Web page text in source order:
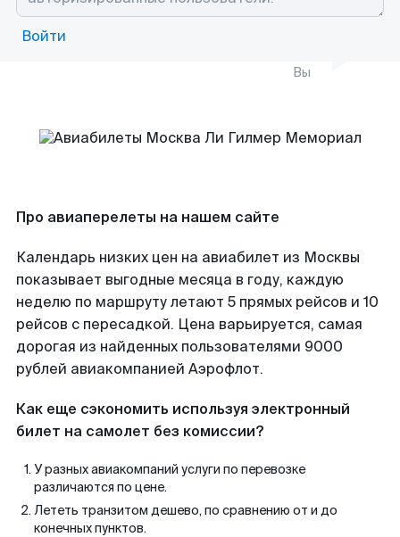
Войти
Вы
Про авиаперелеты на нашем сайте
Календарь низких цен на авиабилет из Москвы
показывает выгодные месяца в году, каждую
неделю по маршруту летают 5 прямых рейсов и 10
рейсов с пересадкой. Цена варьируется, самая
дорогая из найденных пользователями 9000
рублей авиакомпанией Аэрофлот.
Как еще сэкономить используя электронный
билет на самолет без комиссии?
У разных авиакомпаний услуги по перевозке
различаются по цене.
Лететь транзитом дешево, по сравнению от и до
конечных пунктов.